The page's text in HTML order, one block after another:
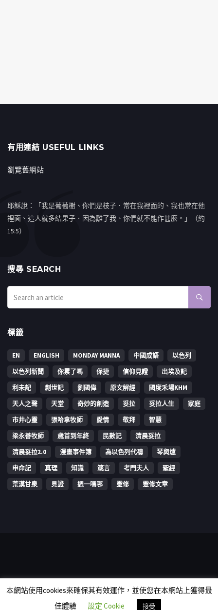
有用連結 USEFUL LINKS
瀏覽舊網站
耶穌說：「我是葡萄樹、你們是枝子．常在我裡面的、我也常在他
裡面、這人就多結果子．因為離了我、你們就不能作甚麼。」（約
15:5）
搜㝷 SEARCH
標籤
EN ENGLISH MONDAY MANNA 中國成語
以色列
以色列新聞
你累了嗎 保捷 信仰見證
出埃及記
利未記
創世記 劉國偉 原文解經
國度禾場KHM
天人之聲
天堂 奇妙的創造 妥拉 妥拉人生
家庭
市井心靈
張哈拿牧師 愛情 敬拜
智慧
梁永善牧師
歳首到年終 民數記
清晨妥拉
清晨妥拉2.0
漫畫事件簿 為以色列代禱
琴與爐
申命記
真理 知識 箴言 考門夫人
聖經
荒漠甘泉
見證 週一嗎哪 靈修 靈修文章
rights reserved.
本網站使用cookies來確保其有效運作，並使您在本網站上獲得最
佳體驗
設定 Cookie 接受